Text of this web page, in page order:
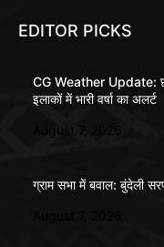
EDITOR PICKS
CG Weather Update:
इलाकों में भारी वर्षा का अलर्ट
August 7, 2026
ग्राम सभा में बवाल: बुंदेली